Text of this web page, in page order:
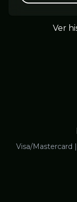
Ver
Visa/Mastercard